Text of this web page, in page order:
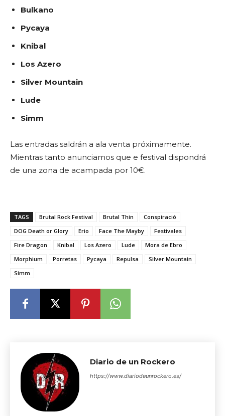
Bulkano
Pycaya
Knibal
Los Azero
Silver Mountain
Lude
Simm
Las entradas saldrán a ala venta próximamente.
Mientras tanto anunciamos que e festival dispondrá
de una zona de acampada por 10€.
TAGS Brutal Rock Festival Brutal Thin
Conspiració
DOG Death or Glory
Erio Face The Mayby
Festivales
Fire Dragon
Knibal Los Azero Lude
Mora de Ebro
Morphium
Porretas Pycaya Repulsa
Silver Mountain
Simm
Diario de un Rockero
https://www.diariodeunrockero.es/